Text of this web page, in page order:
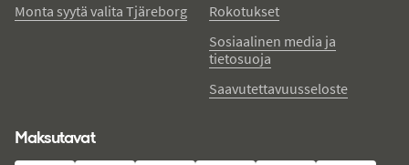
Monta syytä valita Tjäreborg
Rokotukset
Sosiaalinen media ja
tietosuoja
Saavutettavuusseloste
Maksutavat